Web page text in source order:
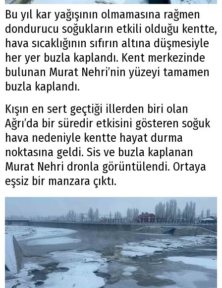
Bu yıl kar yağışının olmamasına rağmen
dondurucu soğukların etkili olduğu kentte,
hava sıcaklığının sıfırın altına düşmesiyle
her yer buzla kaplandı. Kent merkezinde
bulunan Murat Nehri’nin yüzeyi tamamen
buzla kaplandı.
Kışın en sert geçtiği illerden biri olan
Ağrı’da bir süredir etkisini gösteren soğuk
hava nedeniyle kentte hayat durma
noktasına geldi. Sis ve buzla kaplanan
Murat Nehri dronla görüntülendi. Ortaya
eşsiz bir manzara çıktı.